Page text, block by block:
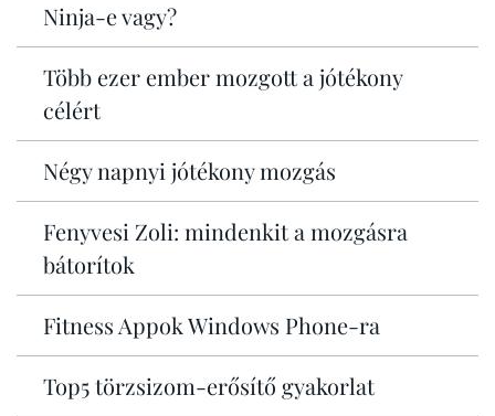
Ninja-e vagy?
Több ezer ember mozgott a jótékony
célért
Négy napnyi jótékony mozgás
Fenyvesi Zoli: mindenkit a mozgásra
bátorítok
Fitness Appok Windows Phone-ra
Top5 törzsizom-erősítő gyakorlat